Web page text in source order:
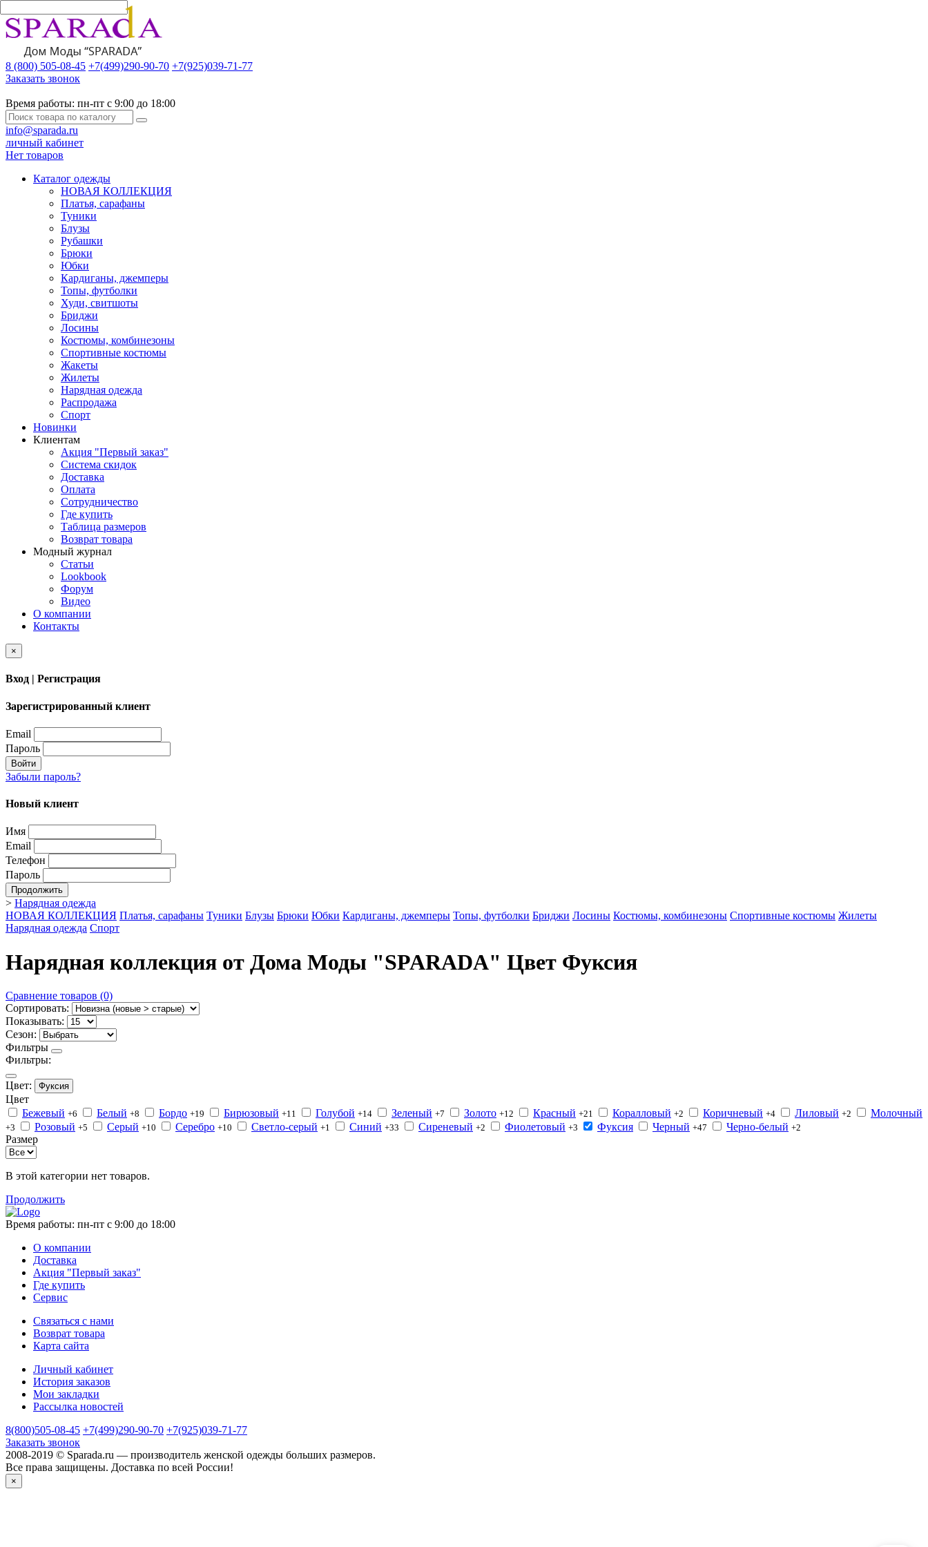
8 (800) 505-08-45 +7(499)290-90-70 +7(925)039-71-77
Заказать звонок
Время работы: пн-пт с 9:00 до 18:00
info@sparada.ru
личный кабинет
Нет товаров
Каталог одежды
НОВАЯ КОЛЛЕКЦИЯ
Платья, сарафаны
Туники
Блузы
Рубашки
Брюки
Юбки
Кардиганы, джемперы
Топы, футболки
Худи, свитшоты
Бриджи
Лосины
Костюмы, комбинезоны
Спортивные костюмы
Жакеты
Жилеты
Нарядная одежда
Распродажа
Спорт
Новинки
Клиентам
Акция "Первый заказ"
Система скидок
Доставка
Оплата
Сотрудничество
Где купить
Таблица размеров
Возврат товара
Модный журнал
Статьи
Lookbook
Форум
Видео
О компании
Контакты
×
Вход | Регистрация
Зарегистрированный клиент
Email
Пароль
Войти
Забыли пароль?
Новый клиент
Имя
Email
Телефон
Пароль
Продолжить
> Нарядная одежда
НОВАЯ КОЛЛЕКЦИЯ Платья, сарафаны Туники Блузы Брюки Юбки Кардиганы, джемперы Топы, футболки Бриджи Лосины Костюмы, комбинезоны Спортивные костюмы Жилеты
Нарядная одежда Спорт
Нарядная коллекция от Дома Моды "SPARADA" Цвет Фуксия
Сравнение товаров (0)
Сортировать:
Показывать:
Сезон:
Фильтры
Фильтры:
Цвет: Фуксия
Цвет
Бежевый +6 Белый +8 Бордо +19 Бирюзовый +11 Голубой +14 Зеленый +7 Золото +12 Красный +21 Коралловый +2 Коричневый +4 Лиловый +2 Молочный
+3 Розовый +5 Серый +10 Серебро +10 Светло-серый +1 Синий +33 Сиреневый +2 Фиолетовый +3 Фуксия Черный +47 Черно-белый +2
Размер
В этой категории нет товаров.
Продолжить
Время работы: пн-пт с 9:00 до 18:00
О компании
Доставка
Акция "Первый заказ"
Где купить
Сервис
Связаться с нами
Возврат товара
Карта сайта
Личный кабинет
История заказов
Мои закладки
Рассылка новостей
8(800)505-08-45 +7(499)290-90-70 +7(925)039-71-77
Заказать звонок
2008-2019 © Sparada.ru — производитель женской одежды больших размеров.
Все права защищены. Доставка по всей России!
×